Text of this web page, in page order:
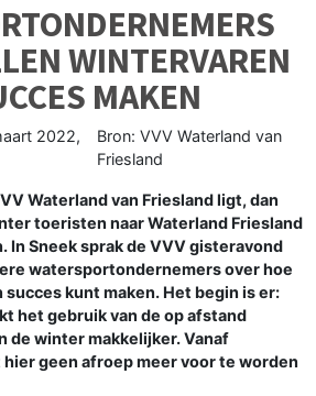
WINTERVAREN
MAKEN
2022,
Bron: VVV Waterland van
Friesland
Waterland van Friesland ligt, dan
toeristen naar Waterland Friesland
In Sneek sprak de VVV gisteravond
watersportondernemers over hoe
kunt maken. Het begin is er:
het gebruik van de op afstand
de winter makkelijker. Vanaf
geen afroep meer voor te worden